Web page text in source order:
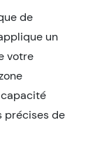
de
un
votre
précises de